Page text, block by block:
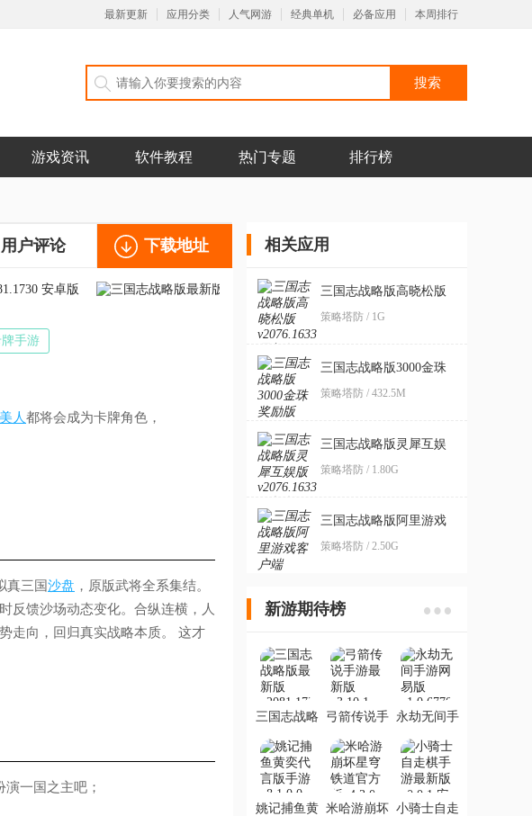
最新更新 应用分类 人气网游 经典单机 必备应用 本周排行
游戏资讯 软件教程 热门专题 排行榜
用户评论 下载地址
手游
美人都将会成为卡牌角色，
真三国沙盘 ，原版武将全系集结。
反馈沙场动态变化。合纵连横，人
走向，回归真实战略本质。 这才
一国之主吧；
相关应用
三国志战略版高晓松版
策略塔防 / 1G
三国志战略版3000金珠
奖励版
策略塔防 / 432.5M
三国志战略版灵犀互娱
版
策略塔防 / 1.80G
三国志战略版阿里游戏
客户端
策略塔防 / 2.50G
新游期待榜
三国志战略 弓箭传说手 永劫无间手
姚记捕鱼黄 米哈游崩坏 小骑士自走